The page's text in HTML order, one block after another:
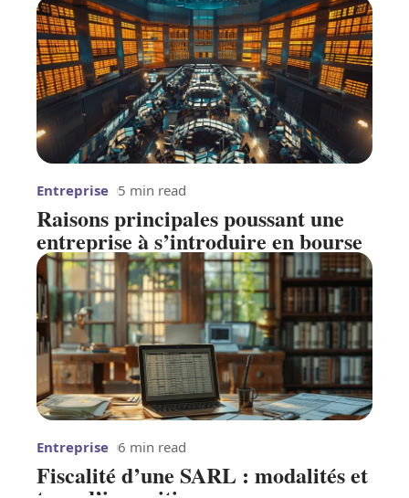
Entreprise 5 min read
Raisons principales poussant une
entreprise à s’introduire en bourse
Entreprise 6 min read
Fiscalité d’une SARL : modalités et